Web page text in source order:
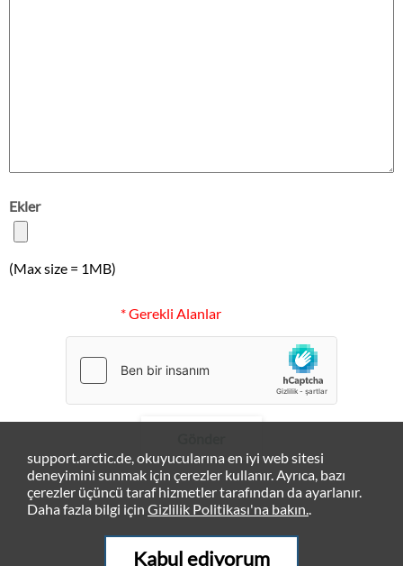
Ekler
(Max size = 1MB)
* Gerekli Alanlar
support.arctic.de, okuyucularına en iyi web sitesi
deneyimini sunmak için çerezler kullanır. Ayrıca, bazı
çerezler üçüncü taraf hizmetler tarafından da ayarlanır.
Daha fazla bilgi için Gizlilik Politikası'na bakın..
Kabul ediyorum